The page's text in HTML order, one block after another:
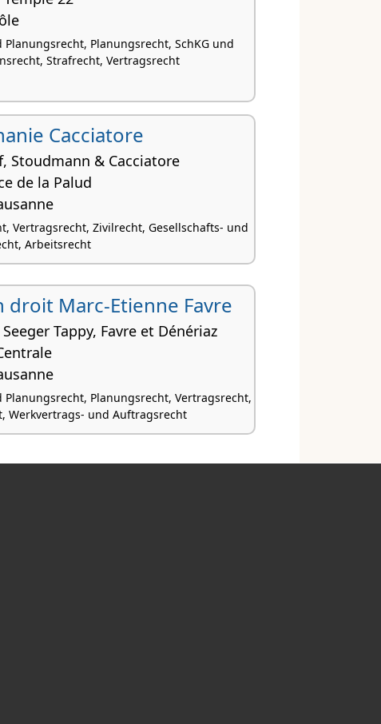
Planungsrecht, Planungsrecht, SchKG und
Strafrecht, Vertragsrecht
Cacciatore
Stoudmann & Cacciatore
de la Palud
Vertragsrecht, Zivilrecht, Gesellschafts- und
Arbeitsrecht
droit Marc-Etienne Favre
Tappy, Favre et Dénériaz
Planungsrecht, Planungsrecht, Vertragsrecht,
Werkvertrags- und Auftragsrecht